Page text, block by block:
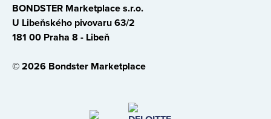
BONDSTER Marketplace s.r.o.
U Libeňského pivovaru 63/2
181 00 Praha 8 - Libeň
© 2026 Bondster Marketplace